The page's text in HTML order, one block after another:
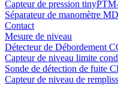
Capteur de pression
Séparateur de manomètre
Contact
Mesure de niveau
Détecteur de Débordement
Capteur de niveau limite
Sonde de détection de fuite
Capteur de niveau de